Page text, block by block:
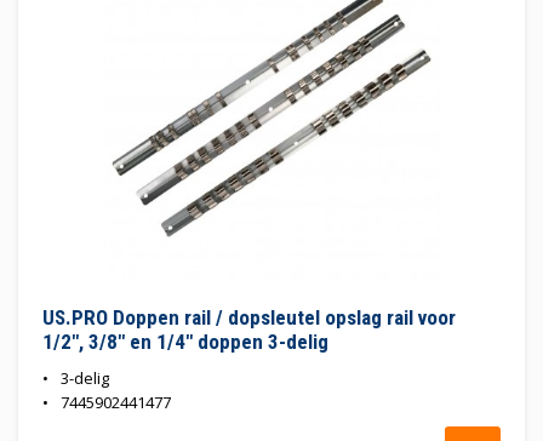
US.PRO Doppen rail / dopsleutel opslag rail voor
1/2", 3/8" en 1/4" doppen 3-delig
3-delig
7445902441477